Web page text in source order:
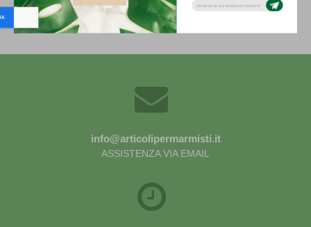
Indietro
info@articolipermarmisti.it
ASSISTENZA VIA EMAIL